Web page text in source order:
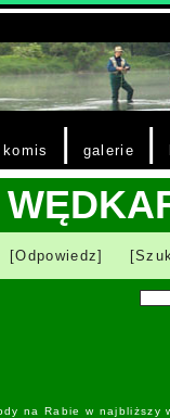
komis | galerie |
[Odpowiedz]
na Rabie w